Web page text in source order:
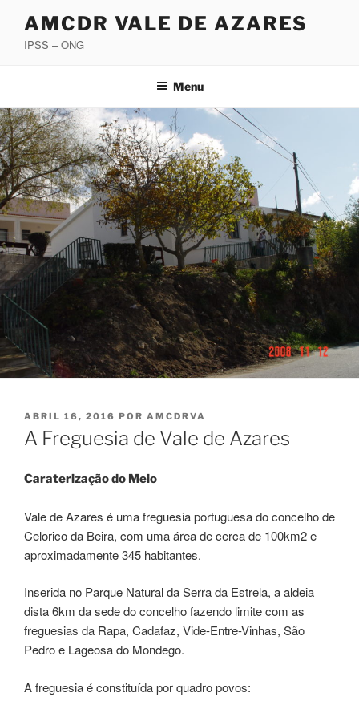
AMCDR VALE DE AZARES
IPSS – ONG
Menu
PUBLICADO
EM
ABRIL 16, 2016 POR AMCDRVA
A Freguesia de Vale de Azares
Caraterização do Meio
Vale de Azares é uma freguesia portuguesa do concelho de
Celorico da Beira, com uma área de cerca de 100km2 e
aproximadamente 345 habitantes.
Inserida no Parque Natural da Serra da Estrela, a aldeia
dista 6km da sede do concelho fazendo limite com as
freguesias da Rapa, Cadafaz, Vide-Entre-Vinhas, São
Pedro e Lageosa do Mondego.
A freguesia é constituída por quadro povos: